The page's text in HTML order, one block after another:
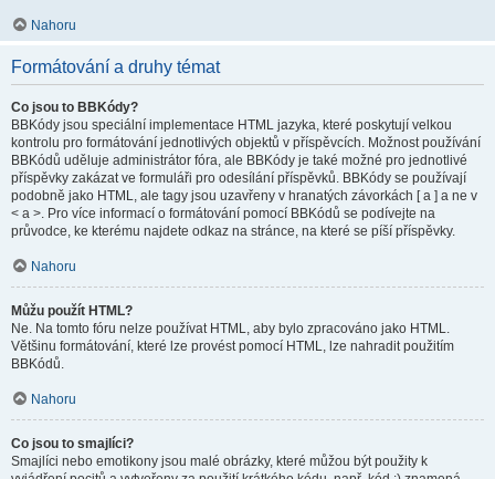
Nahoru
Formátování a druhy témat
Co jsou to BBKódy?
BBKódy jsou speciální implementace HTML jazyka, které poskytují velkou
kontrolu pro formátování jednotlivých objektů v příspěvcích. Možnost používání
BBKódů uděluje administrátor fóra, ale BBKódy je také možné pro jednotlivé
příspěvky zakázat ve formuláři pro odesílání příspěvků. BBKódy se používají
podobně jako HTML, ale tagy jsou uzavřeny v hranatých závorkách [ a ] a ne v
< a >. Pro více informací o formátování pomocí BBKódů se podívejte na
průvodce, ke kterému najdete odkaz na stránce, na které se píší příspěvky.
Nahoru
Můžu použít HTML?
Ne. Na tomto fóru nelze používat HTML, aby bylo zpracováno jako HTML.
Většinu formátování, které lze provést pomocí HTML, lze nahradit použitím
BBKódů.
Nahoru
Co jsou to smajlíci?
Smajlíci nebo emotikony jsou malé obrázky, které můžou být použity k